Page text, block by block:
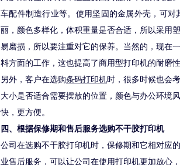
车配件制造行业等。使用坚固的金属外壳，可
丽，颜色多样化，体积重量是否合适，所以采用
易磨损，所以要注重对它的保养。当然的，现在
料方面的工作，这也提高了商用型打印机的耐磨
另外，客户在选购条码打印机时，很多时候也会
大小是否适合需要摆放的位置，颜色与办公环境
快，更方便。
四、根据保修期和售后服务选购不干胶打印机
公司在选购不干胶打印机时，保修期和它相对应
业售后服务，可以让公司在使用打印机更加放心